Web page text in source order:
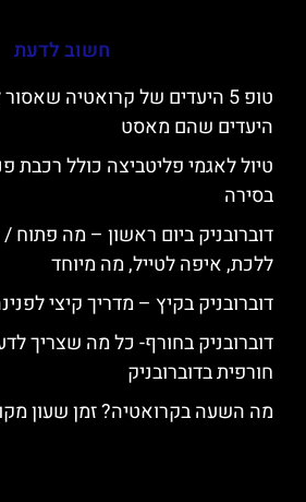
חשוב לדעת
טופ 5 היעדים של קרואטיה
היעדים שהם מאסט
טיול לאגמי פליטביצה כולל רכבת
בסירה
דוברובניק ביום ראשון – מה פתוח
ללכת, איפה לטייל, מה מיוחד
דוברובניק בקיץ – מדריך קיצי
דוברובניק בחורף- כל מה שצריך
חורפית בדוברובניק
מה השעה בקרואטיה? זמן שעון